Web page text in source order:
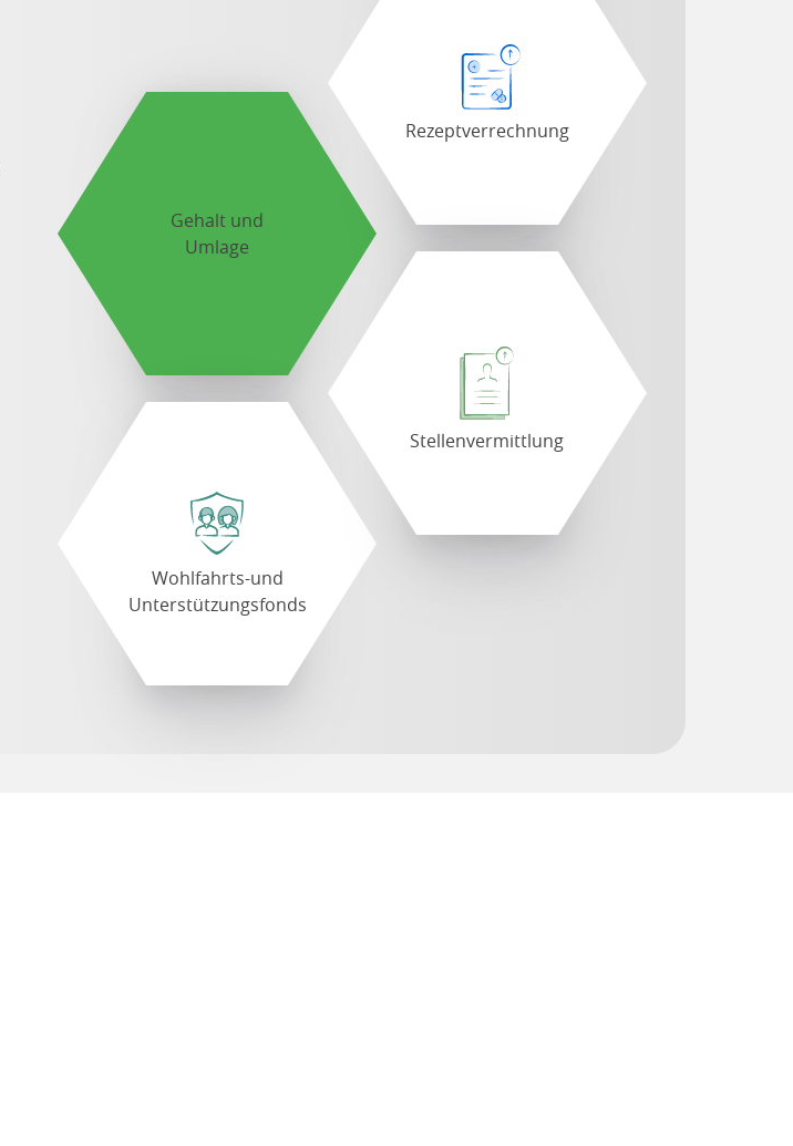
Gehalt und
Umlage
Rezeptverrechnung
Wohlfahrts-und
Unterstützungsfonds
Stellenvermittlung